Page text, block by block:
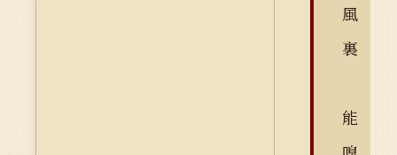
風
裏
能